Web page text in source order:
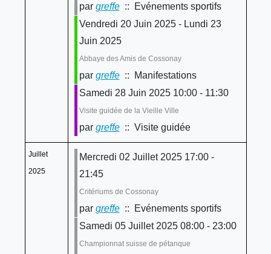
par greffe:: Evénements sportifs
Vendredi 20 Juin 2025 - Lundi 23
Juin 2025
Abbaye des Amis de Cossonay
par greffe:: Manifestations
Samedi 28 Juin 2025 10:00 - 11:30
Visite guidée de la Vieille Ville
par greffe:: Visite guidée
Juillet
2025
Mercredi 02 Juillet 2025 17:00 -
21:45
Critériums de Cossonay
par greffe:: Evénements sportifs
Samedi 05 Juillet 2025 08:00 - 23:00
Championnat suisse de pétanque